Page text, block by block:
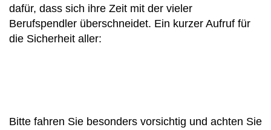
dafür, dass sich ihre Zeit mit der vieler
Berufspendler überschneidet. Ein kurzer Aufruf für
die Sicherheit aller:
Bitte fahren Sie besonders vorsichtig und achten Sie